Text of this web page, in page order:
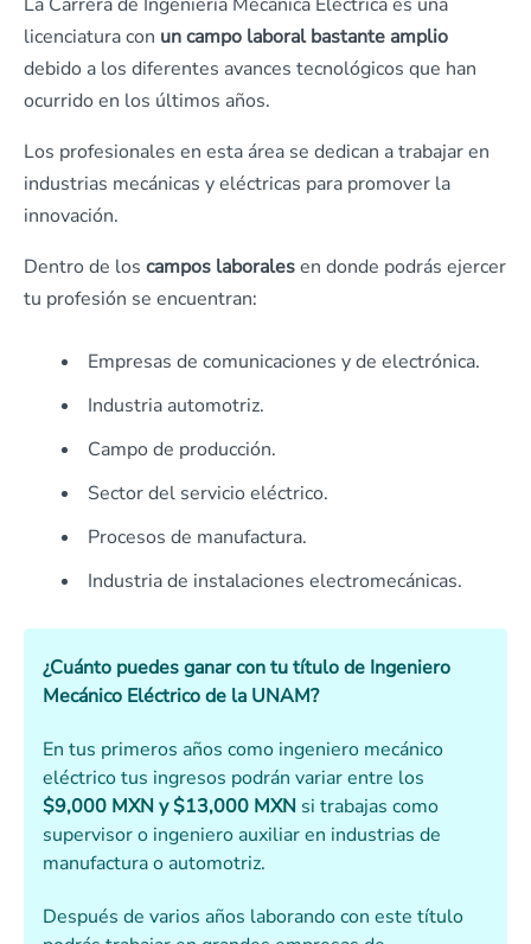
licenciatura con un campo laboral bastante amplio
debido a los diferentes avances tecnológicos que han
ocurrido en los últimos años.
Los profesionales en esta área se dedican a trabajar en
industrias mecánicas y eléctricas para promover la
innovación.
Dentro de los campos laboralesen donde podrás ejercer
tu profesión se encuentran:
Empresas de comunicaciones y de electrónica.
Industria automotriz.
Campo de producción.
Sector del servicio eléctrico.
Procesos de manufactura.
Industria de instalaciones electromecánicas.
¿Cuánto puedes ganar con tu título de Ingeniero
Mecánico Eléctrico de la UNAM?
En tus primeros años como ingeniero mecánico
eléctrico tus ingresos podrán variar entre los
$9,000 MXN y $13,000 MXN si trabajas como
supervisor o ingeniero auxiliar en industrias de
manufactura o automotriz.
Después de varios años laborando con este título